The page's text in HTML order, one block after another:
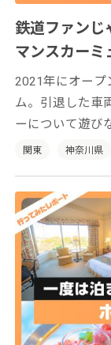
鉄道ファンじ
マンスカーミ
2021年にオープ
ム。引退した車
ーについて遊び
ス、カフェ、ミ
感覚の鉄道博物
関東 神奈川県